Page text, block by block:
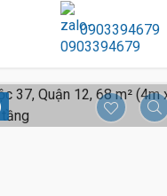
0903394679